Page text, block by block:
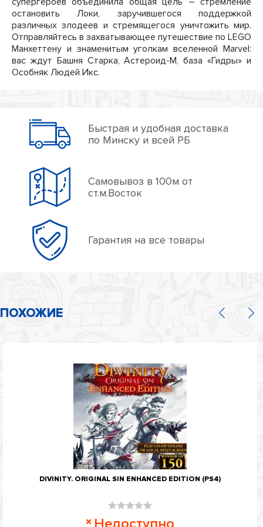
остановить Локи, заручившегося поддержкой
различных злодеев и стремящегося уничтожить мир.
Отправляйтесь в захватывающее путешествие по LEGO
Манхеттену и знаменитым уголкам вселенной Marvel:
вас ждут Башня Старка, Астероид-М, база «Гидры» и
Особняк Людей Икс.
Быстрая и удобная доставка
по Минску и всей РБ
Самовывоз в 100м от
ст.м.Восток
Гарантия на все товары
ПОХОЖИЕ
DIVINITY. ORIGINAL SIN ENHANCED EDITION (PS4)
Недоступно